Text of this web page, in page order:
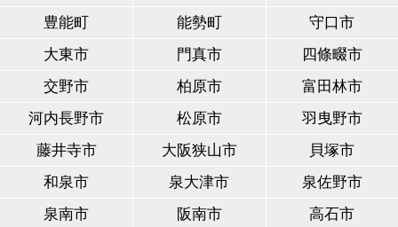
豊能町
能勢町
守口市
大東市
門真市
四條畷市
交野市
柏原市
富田林市
河内長野市
松原市
羽曳野市
藤井寺市
大阪狭山市
貝塚市
和泉市
泉大津市
泉佐野市
泉南市
阪南市
高石市